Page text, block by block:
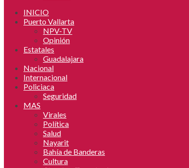
INICIO
Puerto Vallarta
NPV-TV
Opinión
Estatales
Guadalajara
Nacional
Internacional
Policiaca
Seguridad
MAS
Virales
Política
Salud
Nayarit
Bahía de Banderas
Cultura